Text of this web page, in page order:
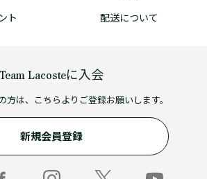
ト 配送について
Team Lacosteに入会
方は、こちらよりご登録お願いします。
新規会員登録